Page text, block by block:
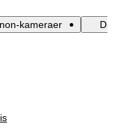
kameraer